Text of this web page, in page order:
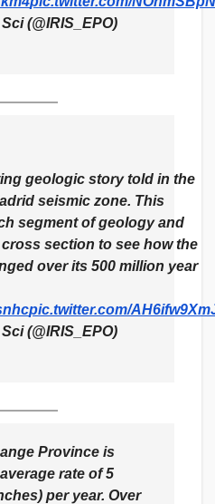
(@IRIS_EPO)
geologic story told in the
seismic zone. This
segment of geology and
section to see how the
over its 500 million year
pic.twitter.com/
(@IRIS_EPO)
Province is
rate of 5
per year. Over